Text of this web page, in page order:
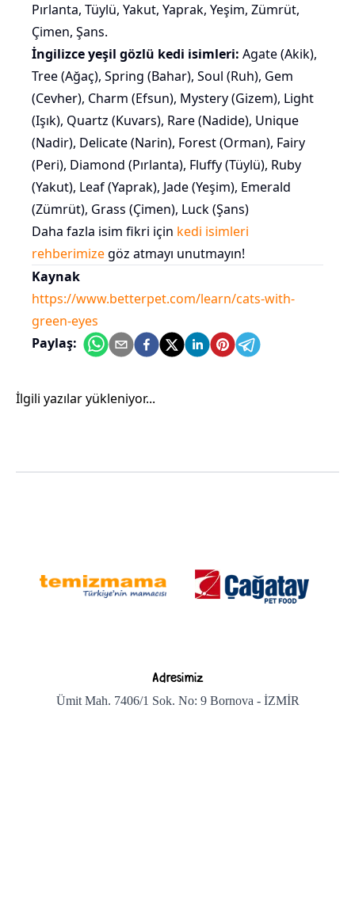
Pırlanta, Tüylü, Yakut, Yaprak, Yeşim, Zümrüt,
Çimen, Şans.
İngilizce yeşil gözlü kedi isimleri: Agate (Akik),
Tree (Ağaç), Spring (Bahar), Soul (Ruh), Gem
(Cevher), Charm (Efsun), Mystery (Gizem), Light
(Işık), Quartz (Kuvars), Rare (Nadide), Unique
(Nadir), Delicate (Narin), Forest (Orman), Fairy
(Peri), Diamond (Pırlanta), Fluffy (Tüylü), Ruby
(Yakut), Leaf (Yaprak), Jade (Yeşim), Emerald
(Zümrüt), Grass (Çimen), Luck (Şans)
Daha fazla isim fikri için kedi isimleri
rehberimizegöz atmayı unutmayın!
Kaynak
https://www.betterpet.com/learn/cats-with-
green-eyes
Paylaş:
İlgili yazılar yükleniyor...
Adresimiz
Ümit Mah. 7406/1 Sok. No: 9 Bornova - İZMİR